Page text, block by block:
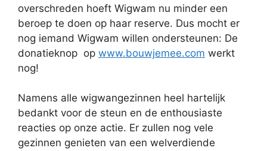
overschreden hoeft Wigwam nu minder een
beroep te doen op haar reserve. Dus mocht er
nog iemand Wigwam willen ondersteunen: De
donatieknop op www.bouwjemee.com werkt
nog!
Namens alle wigwangezinnen heel hartelijk
bedankt voor de steun en de enthousiaste
reacties op onze actie. Er zullen nog vele
gezinnen genieten van een welverdiende